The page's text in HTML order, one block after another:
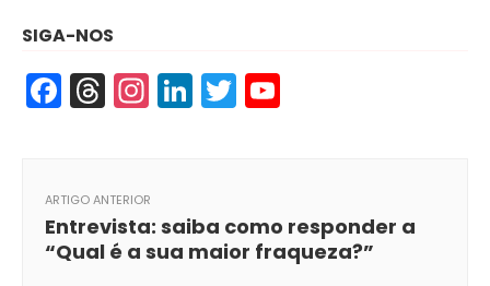
SIGA-NOS
Facebook
Threads
Instagram
LinkedIn
Twitter
ARTIGO ANTERIOR
Entrevista: saiba como responder a
“Qual é a sua maior fraqueza?”